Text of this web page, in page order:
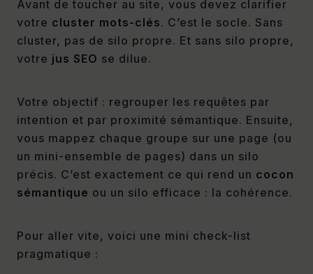
Avant de toucher au site, vous devez clarifier
votre cluster mots-clés. C’est le socle. Sans
cluster, pas de silo propre. Et sans silo propre,
votre jus SEO se dilue.
Votre objectif : regrouper les requêtes par
intention et par proximité sémantique. Ensuite,
vous mappez chaque groupe sur une page (ou
un mini-ensemble de pages) dans un silo
précis. C’est exactement ce qui rend un cocon
sémantique ou un silo efficace : la cohérence.
Pour aller vite, voici une mini check-list
pragmatique :